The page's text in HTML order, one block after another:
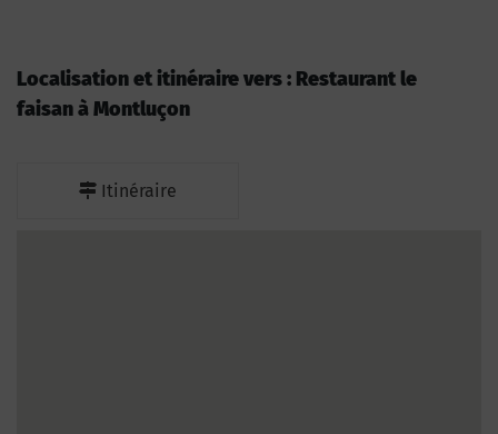
Localisation et itinéraire vers : Restaurant le
faisan à Montluçon
Itinéraire